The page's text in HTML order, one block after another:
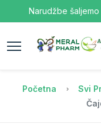
Narudžbe
Početna Svi